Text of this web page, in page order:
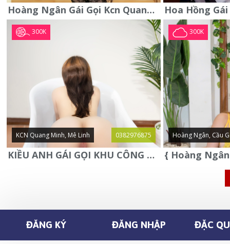
Hoàng Ngân Gái Gọi Kcn Quang Minh - Mê Linh . Hàng Vip Lần Đầu
300K
KCN Quang Minh, Mê Linh 0382976875
KIỀU ANH GÁI GỌI KHU CÔNG NGHIỆP QUANG MINH - MÊ LINH
300K
Hoàng Ngân, Cầu
ĐĂNG KÝ ĐĂNG NHẬP ĐẶC